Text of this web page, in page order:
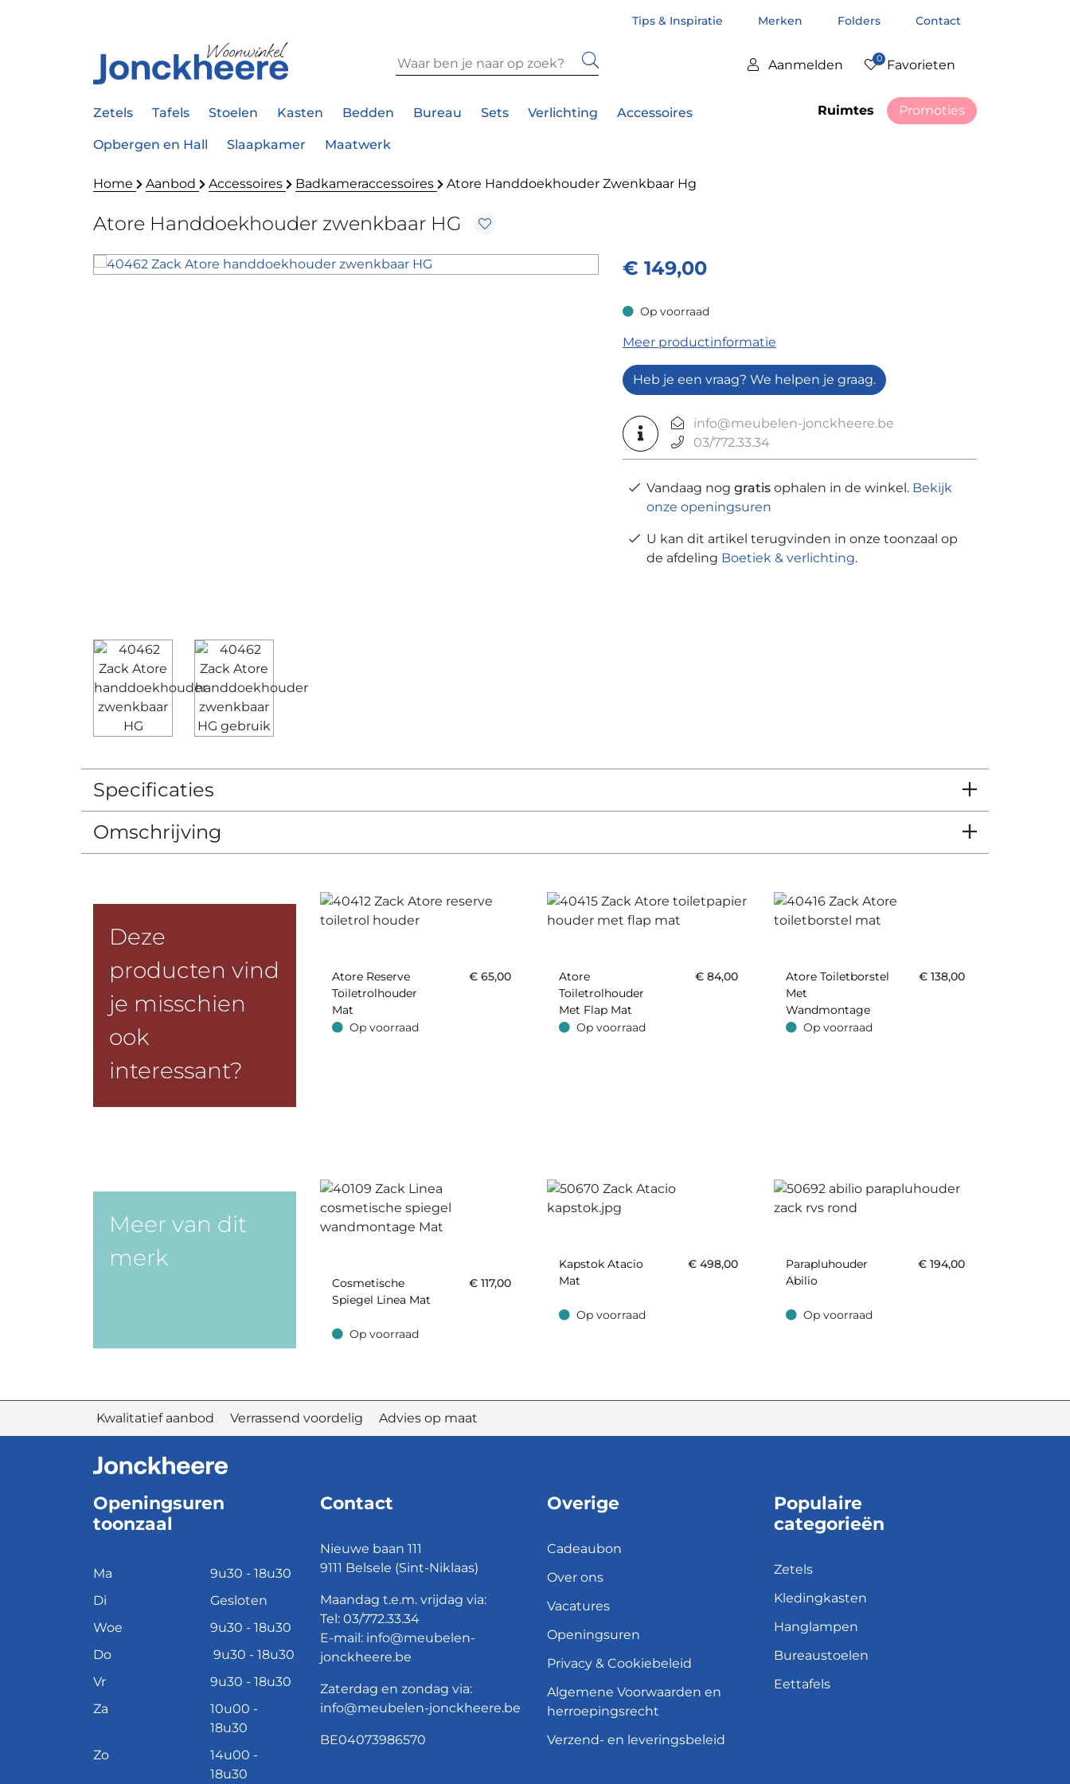
Tips & Inspiratie Merken Folders Contact
Aanmelden 0 Favorieten
Zetels Tafels Stoelen Kasten Bedden Bureau Sets Verlichting Accessoires
Opbergen en Hall Slaapkamer Maatwerk
Ruimtes Promoties
Home Aanbod Accessoires Badkameraccessoires Atore Handdoekhouder Zwenkbaar Hg
Atore Handdoekhouder zwenkbaar HG
€ 149,00
Op voorraad
Op voorraad
Meer productinformatie
Heb je een vraag? We helpen je graag.
info@meubelen-jonckheere.be
03/772.33.34
Vandaag nog gratis ophalen in de winkel. Bekijk
onze openingsuren
U kan dit artikel terugvinden in onze toonzaal op
de afdeling Boetiek & verlichting.
Specificaties
Omschrijving
Deze
producten vind
je misschien
ook
interessant?
Atore Reserve
Toiletrolhouder
Mat
€ 65,00
Op voorraad
Op voorraad
Atore
Toiletrolhouder
Met Flap Mat
€ 84,00
Op voorraad
Op voorraad
Atore Toiletborstel
Met
Wandmontage
Mat
€ 138,00
Op voorraad
Op voorraad
Meer van dit
merk
Cosmetische
Spiegel Linea Mat
€ 117,00
Op voorraad
Op voorraad
Kapstok Atacio
Mat
€ 498,00
Op voorraad
Op voorraad
Parapluhouder
Abilio
€ 194,00
Op voorraad
Op voorraad
Kwalitatief aanbod Verrassend voordelig Advies op maat
Openingsuren
toonzaal
Ma
9u30 - 18u30
Di
Gesloten
Woe
9u30 - 18u30
Do
9u30 - 18u30
Vr
9u30 - 18u30
Za
10u00 -
18u30
Zo
14u00 -
18u30
Contact
Nieuwe baan 111
9111 Belsele (Sint-Niklaas)
Maandag t.e.m. vrijdag via:
Tel: 03/772.33.34
E-mail: info@meubelen-
jonckheere.be
Zaterdag en zondag via:
info@meubelen-jonckheere.be
BE04073986570
Overige
Cadeaubon
Over ons
Vacatures
Openingsuren
Privacy & Cookiebeleid
Algemene Voorwaarden en
herroepingsrecht
Verzend- en leveringsbeleid
Populaire
categorieën
Zetels
Kledingkasten
Hanglampen
Bureaustoelen
Eettafels